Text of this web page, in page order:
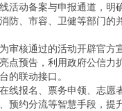
线活动备案与申报通道，明
防、市容、卫健等部门的
为审核通过的活动开辟官方
点预告，利用政府公信力
的联动接口。
在线报名、票务申领、志愿
预约分流等智慧手段，提